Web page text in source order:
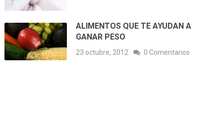
ALIMENTOS QUE TE AYUDAN A
GANAR PESO
23 octubre, 2012 0 Comentarios